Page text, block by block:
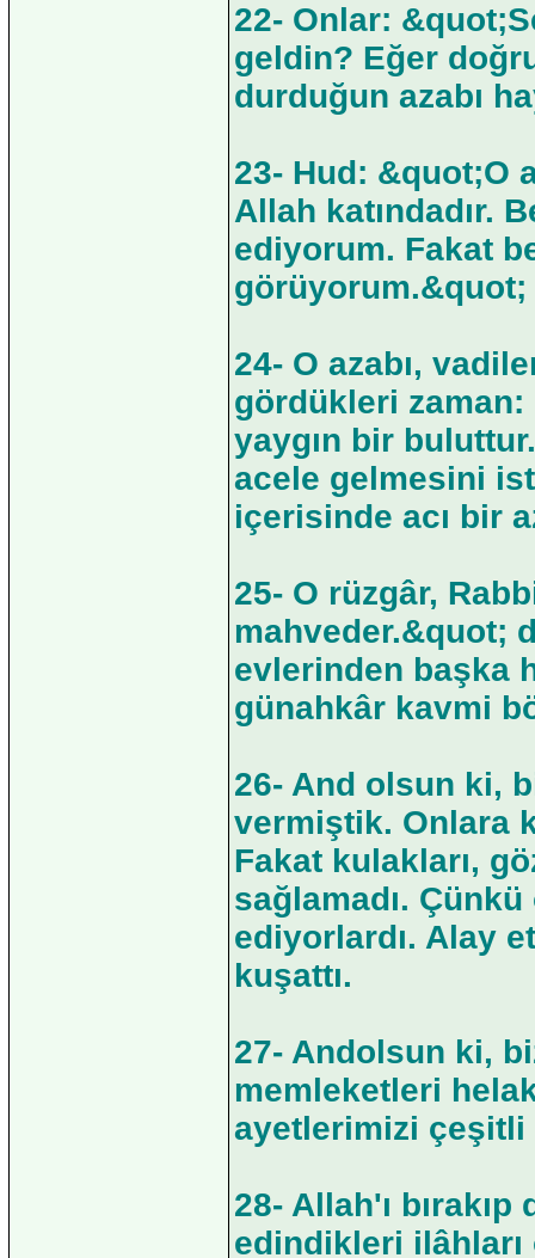
22- Onlar:
geldin? Eğer
durduğun azabı
23- Hud: &quot;O
Allah katındadır.
ediyorum. Fakat
görüyorum.&quot;
24- O azabı,
gördükleri zaman:
yaygın bir
acele gelmesini
içerisinde acı bir
25- O rüzgâr,
mahveder.&quot;
evlerinden başka
günahkâr kavmi
26- And olsun ki,
vermiştik. Onlara
Fakat kulakları,
sağlamadı.
ediyorlardı. Alay
kuşattı.
27- Andolsun ki,
memleketleri
ayetlerimizi çeşitli
28- Allah'ı
edindikleri ilâhları